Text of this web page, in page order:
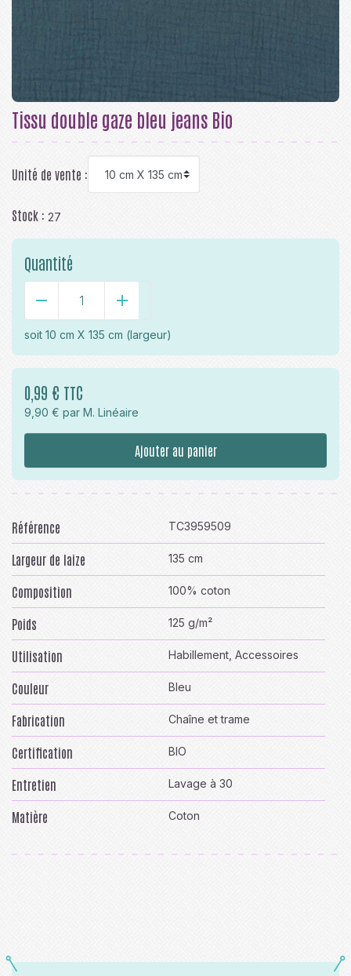
Tissu double gaze bleu jeans Bio
Unité de vente :
Stock : 27
Quantité
- +
soit 10 cm X 135 cm (largeur)
0,99 € TTC
9,90 € par M. Linéaire
Ajouter au panier
Référence TC3959509
Largeur de laize 135 cm
Composition 100% coton
Poids 125 g/m²
Utilisation Habillement, Accessoires
Couleur Bleu
Fabrication Chaîne et trame
Certification BIO
Entretien Lavage à 30
Matière Coton